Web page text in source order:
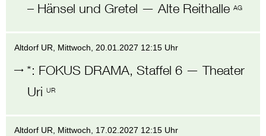
– Hänsel und Gretel — Alte Reithalle AG
Altdorf UR , Mittwoch, 20.01.2027 12:15 Uhr
*: FOKUS DRAMA, Staffel 6 —Theater
Uri UR
Altdorf UR, Mittwoch, 17.02.2027 12:15 Uhr